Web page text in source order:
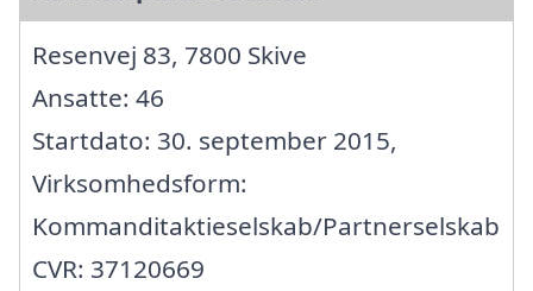
Resenvej 83, 7800 Skive
Ansatte: 46
Startdato: 30. september 2015,
Virksomhedsform:
Kommanditaktieselskab/Partnerselskab
CVR: 37120669